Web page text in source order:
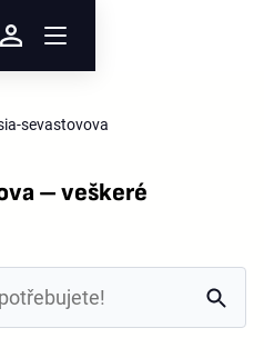
sevastovova
– veškeré